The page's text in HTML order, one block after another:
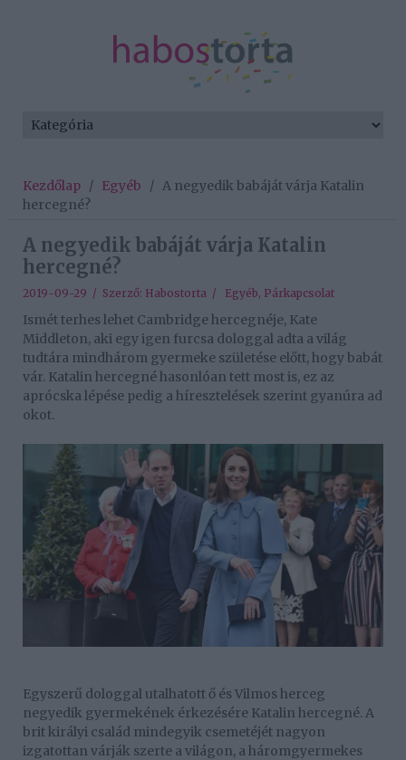
Kezdőlap / Egyéb / A negyedik babáját várja Katalin
hercegné?
A negyedik babáját várja Katalin
hercegné?
2019-09-29 / Szerző: Habostorta / Egyéb, Párkapcsolat
Ismét terhes lehet Cambridge hercegnéje, Kate
Middleton, aki egy igen furcsa dologgal adta a világ
tudtára mindhárom gyermeke születése előtt, hogy babát
vár. Katalin hercegné hasonlóan tett most is, ez az
aprócska lépése pedig a híresztelések szerint gyanúra ad
okot.
Egyszerű dologgal utalhatott ő és Vilmos herceg
negyedik gyermekének érkezésére Katalin hercegné. A
brit királyi család mindegyik csemetéjét nagyon
izgatottan várják szerte a világon, a háromgyermekes